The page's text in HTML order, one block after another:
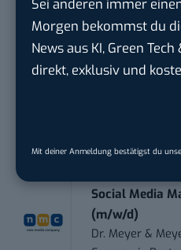
Sei anderen immer
Morgen bekommst du
News aus KI, Green
direkt, exklusiv und
Mit deiner Anmeldung bestätigst du
Social Media
BANNERKÖNIG
Wasserfac...in
Social Media
(m/w/d)
Dr. Meyer &